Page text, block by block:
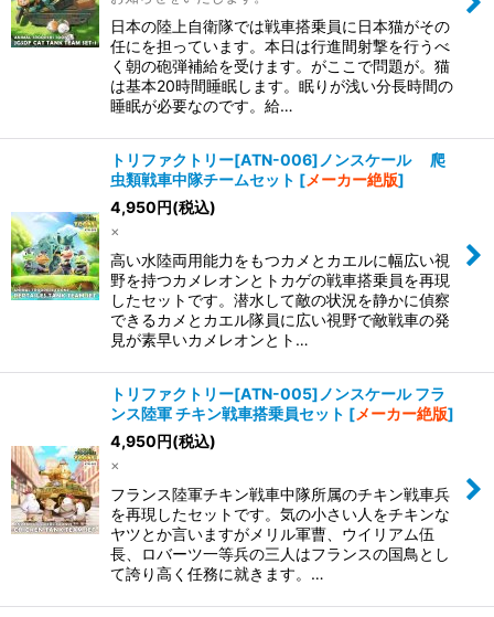
日本の陸上自衛隊では戦車搭乗員に日本猫がその
任にを担っています。本日は行進間射撃を行うべ
く朝の砲弾補給を受けます。がここで問題が。猫
は基本20時間睡眠します。眠りが浅い分長時間の
睡眠が必要なのです。給…
トリファクトリー[ATN-006]ノンスケール 爬
虫類戦車中隊チームセット [メーカー絶版]
4,950円(税込)
×
高い水陸両用能力をもつカメとカエルに幅広い視
野を持つカメレオンとトカゲの戦車搭乗員を再現
したセットです。潜水して敵の状況を静かに偵察
できるカメとカエル隊員に広い視野で敵戦車の発
見が素早いカメレオンとト…
トリファクトリー[ATN-005]ノンスケール フラ
ンス陸軍 チキン戦車搭乗員セット [メーカー絶版]
4,950円(税込)
×
フランス陸軍チキン戦車中隊所属のチキン戦車兵
を再現したセットです。気の小さい人をチキンな
ヤツとか言いますがメリル軍曹、ウイリアム伍
長、ロバーツ一等兵の三人はフランスの国鳥とし
て誇り高く任務に就きます。…